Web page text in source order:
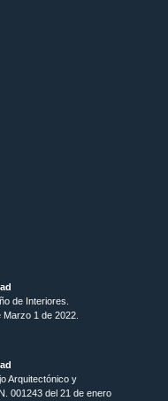
de Interiores.
1 de 2022.
Arquitectónico y
001243 del 21 de enero